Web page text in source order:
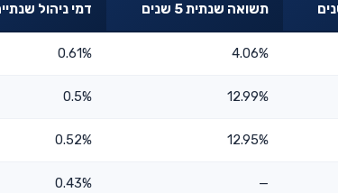
תשואה שנתית 5 שנים דמי ניהול
4.06%
0.61%
12.99%
0.5%
12.95%
0.52%
—
0.43%